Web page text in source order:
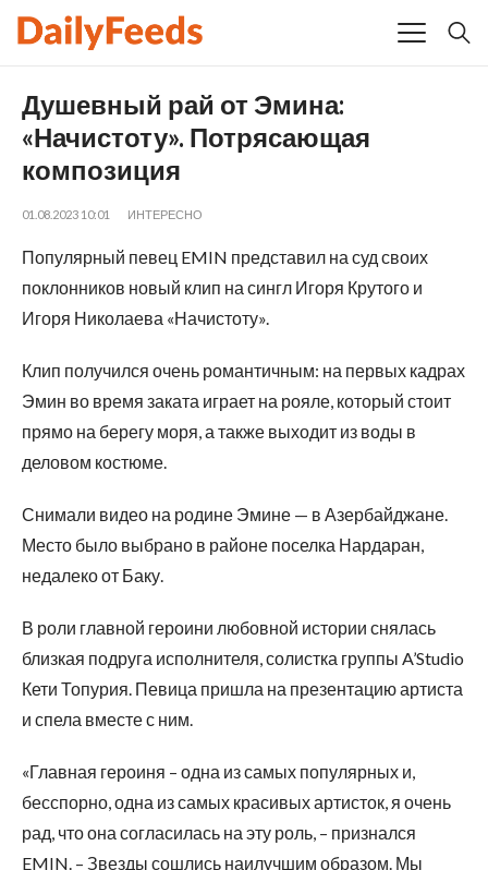
Душевный рай от Эмина:
«Начистоту». Потрясающая
композиция
01.08.2023 10:01 ИНТЕРЕСНО
Популярный певец EMIN представил на суд своих
поклонников новый клип на сингл Игоря Крутого и
Игоря Николаева «Начистоту».
Клип получился очень романтичным: на первых кадрах
Эмин во время заката играет на рояле, который стоит
прямо на берегу моря, а также выходит из воды в
деловом костюме.
Снимали видео на родине Эмине — в Азербайджане.
Место было выбрано в районе поселка Нардаран,
недалеко от Баку.
В роли главной героини любовной истории снялась
близкая подруга исполнителя, солистка группы A’Studio
Кети Топурия. Певица пришла на презентацию артиста
и спела вместе с ним.
«Главная героиня – одна из самых популярных и,
бесспорно, одна из самых красивых артисток, я очень
рад, что она согласилась на эту роль, – признался
EMIN. – Звезды сошлись наилучшим образом. Мы